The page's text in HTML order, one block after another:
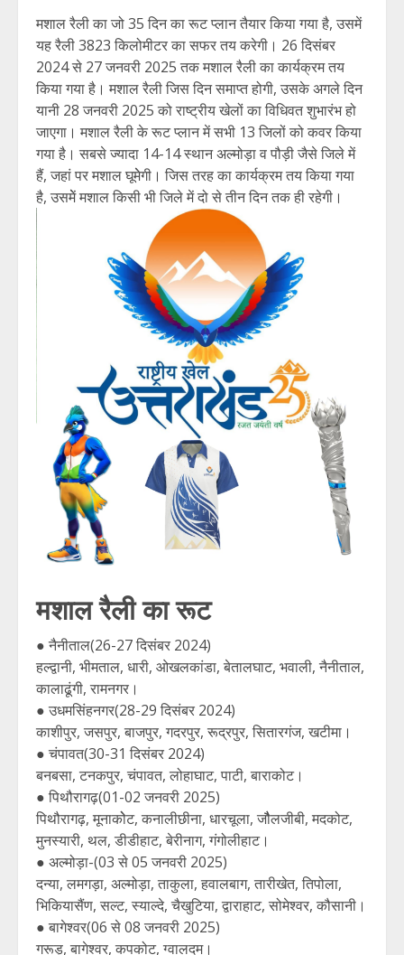
मशाल रैली का जो 35 दिन का रूट प्लान तैयार किया गया है, उसमें
यह रैली 3823 किलोमीटर का सफर तय करेगी। 26 दिसंबर
2024 से 27 जनवरी 2025 तक मशाल रैली का कार्यक्रम तय
किया गया है। मशाल रैली जिस दिन समाप्त होगी, उसके अगले दिन
यानी 28 जनवरी 2025 को राष्ट्रीय खेलों का विधिवत शुभारंभ हो
जाएगा। मशाल रैली के रूट प्लान में सभी 13 जिलों को कवर किया
गया है। सबसे ज्यादा 14-14 स्थान अल्मोड़ा व पौड़ी जैसे जिले में
हैं, जहां पर मशाल घूमेेगी। जिस तरह का कार्यक्रम तय किया गया
है, उसमेें मशाल किसी भी जिले में दो से तीन दिन तक ही रहेगी।
मशाल रैली का रूट
● नैनीताल(26-27 दिसंबर 2024)
हल्द्वानी, भीमताल, धारी, ओखलकांडा, बेतालघाट, भवाली, नैनीताल,
कालाढूंगी, रामनगर।
● उधमसिंहनगर(28-29 दिसंबर 2024)
काशीपुर, जसपुर, बाजपुर, गदरपुर, रूद्रपुर, सितारगंज, खटीमा।
● चंपावत(30-31 दिसंबर 2024)
बनबसा, टनकपुर, चंपावत, लोहाघाट, पाटी, बाराकोट।
● पिथौरागढ़(01-02 जनवरी 2025)
पिथौरागढ़, मूनाकोेट, कनालीछीना, धारचूला, जौैलजीबी, मदकोट,
मुनस्यारी, थल, डीडीहाट, बेरीनाग, गंगोलीहाट।
● अल्मोड़ा-(03 से 05 जनवरी 2025)
दन्या, लमगड़ा, अल्मोड़ा, ताकुला, हवालबाग, तारीखेत, तिपोला,
भिकियासैंण, सल्ट, स्याल्दे, चैखुटिया, द्वाराहाट, सोमेश्वर, कौसानी।
● बागेश्वर(06 से 08 जनवरी 2025)
गरूड़, बागेश्वर, कपकोट, ग्वालदम।